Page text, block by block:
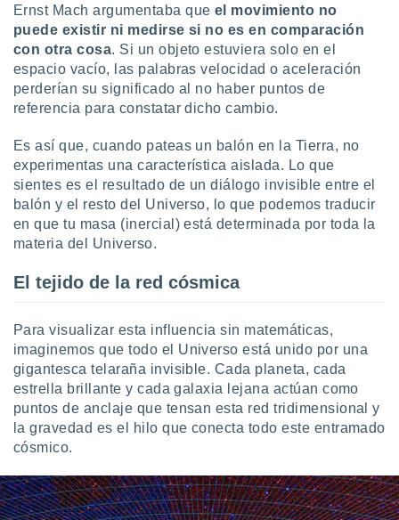
aunque
no
Puedes
acceder a
web a
únicos
similares
este sitio
IP
de
posible
traten tus
interés
a lo que
Para
Ernst Mach argumentaba que el movimiento no
puede existir ni medirse si no es en comparación
con otra cosa. Si un objeto estuviera solo en el
espacio vacío, las palabras velocidad o aceleración
perderían su significado al no haber puntos de
referencia para constatar dicho cambio.
Es así que, cuando pateas un balón en la Tierra, no
experimentas una característica aislada. Lo que
sientes es el resultado de un diálogo invisible entre el
balón y el resto del Universo, lo que podemos traducir
en que tu masa (inercial) está determinada por toda la
materia del Universo.
El tejido de la red cósmica
Para visualizar esta influencia sin matemáticas,
imaginemos que todo el Universo está unido por una
gigantesca telaraña invisible. Cada planeta, cada
estrella brillante y cada galaxia lejana actúan como
puntos de anclaje que tensan esta red tridimensional y
la gravedad es el hilo que conecta todo este entramado
cósmico.